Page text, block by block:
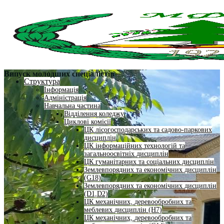
Структура
Інформація
Адміністрація
Навчальна частина
Відділення коледжу
Циклові комісії
ЦК лісогосподарських та садово-паркових
дисциплін
ЦК інформаційних технологій та
загальноосвітніх дисциплін
ЦК гуманітарних та соціальних дисциплін
Землевпорядних та економічних дисциплін
(G18)
Землевпорядних та економічних дисциплін
(D1,D2)
ЦК механічних, деревообробних та
меблевих дисциплін (H7)
ЦК механічних, деревообробних та
Випуск молодших спеціалістів